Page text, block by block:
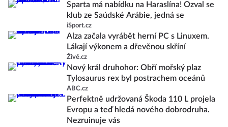
Sparta má nabídku na Haraslína! Ozval se
klub ze Saúdské Arábie, jedná se
iSport.cz
Alza začala vyrábět herní PC s Linuxem.
Lákají výkonem a dřevěnou skříní
Živě.cz
Nový král druhohor: Obří mořský plaz
Tylosaurus rex byl postrachem oceánů
ABC.cz
Perfektně udržovaná Škoda 110 L projela
Evropu a teď hledá nového dobrodruha.
Nezruinuje vás